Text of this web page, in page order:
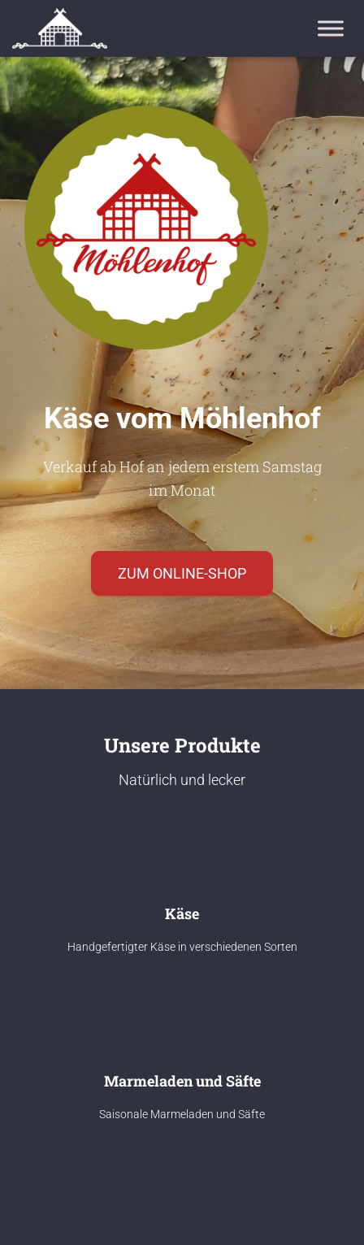
Käse vom Möhlenhof
Verkauf ab Hof an jedem erstem Samstag
im Monat
ZUM ONLINE-SHOP
Unsere Produkte
Natürlich und lecker
Käse
Handgefertigter Käse in verschiedenen Sorten
Marmeladen und Säfte
Saisonale Marmeladen und Säfte